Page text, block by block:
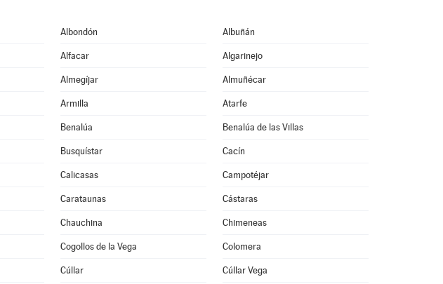
Albondón Albuñán
Alfacar Algarinejo
Almegíjar Almuñécar
Armilla Atarfe
Benalúa Benalúa de las Villas
Busquístar Cacín
Calicasas Campotéjar
Carataunas Cástaras
Chauchina Chimeneas
Cogollos de la Vega Colomera
Cúllar Cúllar Vega